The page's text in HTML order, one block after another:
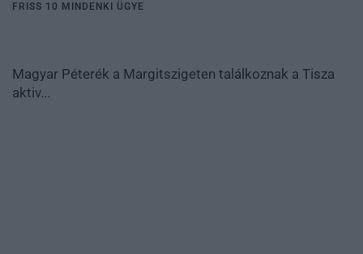
FRISS 10 MINDENKI ÜGYE
Magyar Péterék a Margitszigeten találkoznak a Tisza
aktiv...